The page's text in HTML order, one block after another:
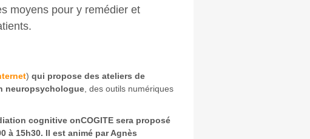
moyens pour y remédier et
) qui propose des ateliers de
neuropsychologue, des outils numériques
cognitive onCOGITE sera proposé
à 15h30. Il est animé par Agnès